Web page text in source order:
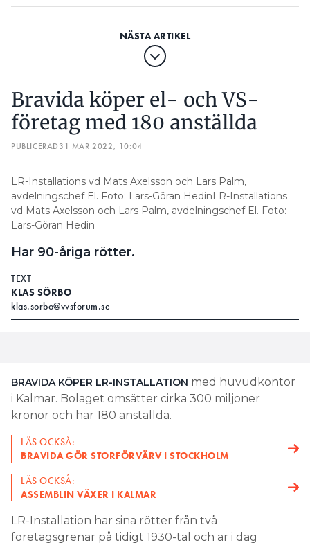
Bravida köper el- och VS-
företag med 180 anställda
PUBLICERAD31 MAR 2022, 10:04
LR-Installations vd Mats Axelsson och Lars Palm,
avdelningschef El. Foto: Lars-Göran HedinLR-Installations
vd Mats Axelsson och Lars Palm, avdelningschef El. Foto:
Lars-Göran Hedin
Har 90-åriga rötter.
TEXT
KLAS SÖRBO
klas.sorbo@vvsforum.se
BRAVIDA KÖPER LR-INSTALLATION med huvudkontor
i Kalmar. Bolaget omsätter cirka 300 miljoner
kronor och har 180 anställda.
LÄS OCKSÅ:
BRAVIDA GÖR STORFÖRVÄRV I STOCKHOLM
LÄS OCKSÅ:
ASSEMBLIN VÄXER I KALMAR
LR-Installation har sina rötter från två
företagsgrenar på tidigt 1930-tal och är i dag